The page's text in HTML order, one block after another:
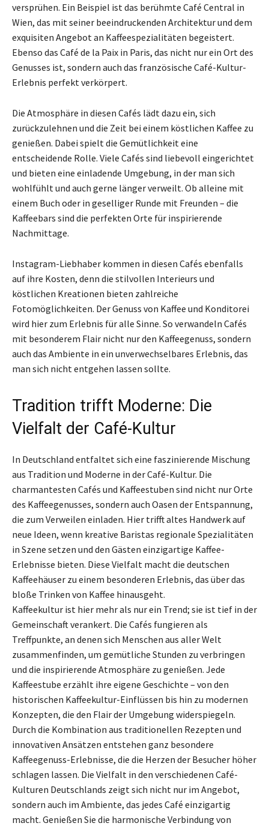
versprühen. Ein Beispiel ist das berühmte Café Central in
Wien, das mit seiner beeindruckenden Architektur und dem
exquisiten Angebot an Kaffeespezialitäten begeistert.
Ebenso das Café de la Paix in Paris, das nicht nur ein Ort des
Genusses ist, sondern auch das französische Café-Kultur-
Erlebnis perfekt verkörpert.
Die Atmosphäre in diesen Cafés lädt dazu ein, sich
zurückzulehnen und die Zeit bei einem köstlichen Kaffee zu
genießen. Dabei spielt die Gemütlichkeit eine
entscheidende Rolle. Viele Cafés sind liebevoll eingerichtet
und bieten eine einladende Umgebung, in der man sich
wohlfühlt und auch gerne länger verweilt. Ob alleine mit
einem Buch oder in geselliger Runde mit Freunden – die
Kaffeebars sind die perfekten Orte für inspirierende
Nachmittage.
Instagram-Liebhaber kommen in diesen Cafés ebenfalls
auf ihre Kosten, denn die stilvollen Interieurs und
köstlichen Kreationen bieten zahlreiche
Fotomöglichkeiten. Der Genuss von Kaffee und Konditorei
wird hier zum Erlebnis für alle Sinne. So verwandeln Cafés
mit besonderem Flair nicht nur den Kaffeegenuss, sondern
auch das Ambiente in ein unverwechselbares Erlebnis, das
man sich nicht entgehen lassen sollte.
Tradition trifft Moderne: Die
Vielfalt der Café-Kultur
In Deutschland entfaltet sich eine faszinierende Mischung
aus Tradition und Moderne in der Café-Kultur. Die
charmantesten Cafés und Kaffeestuben sind nicht nur Orte
des Kaffeegenusses, sondern auch Oasen der Entspannung,
die zum Verweilen einladen. Hier trifft altes Handwerk auf
neue Ideen, wenn kreative Baristas regionale Spezialitäten
in Szene setzen und den Gästen einzigartige Kaffee-
Erlebnisse bieten. Diese Vielfalt macht die deutschen
Kaffeehäuser zu einem besonderen Erlebnis, das über das
bloße Trinken von Kaffee hinausgeht.
Kaffeekultur ist hier mehr als nur ein Trend; sie ist tief in der
Gemeinschaft verankert. Die Cafés fungieren als
Treffpunkte, an denen sich Menschen aus aller Welt
zusammenfinden, um gemütliche Stunden zu verbringen
und die inspirierende Atmosphäre zu genießen. Jede
Kaffeestube erzählt ihre eigene Geschichte – von den
historischen Kaffeekultur-Einflüssen bis hin zu modernen
Konzepten, die den Flair der Umgebung widerspiegeln.
Durch die Kombination aus traditionellen Rezepten und
innovativen Ansätzen entstehen ganz besondere
Kaffeegenuss-Erlebnisse, die die Herzen der Besucher höher
schlagen lassen. Die Vielfalt in den verschiedenen Café-
Kulturen Deutschlands zeigt sich nicht nur im Angebot,
sondern auch im Ambiente, das jedes Café einzigartig
macht. Genießen Sie die harmonische Verbindung von